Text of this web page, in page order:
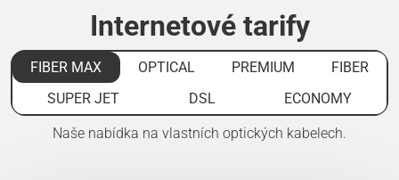
Internetové tarify
FIBER MAX OPTICAL PREMIUM
FIBER
SUPER JET
DSL ECONOMY
Naše nabídka na vlastních optických kabelech.